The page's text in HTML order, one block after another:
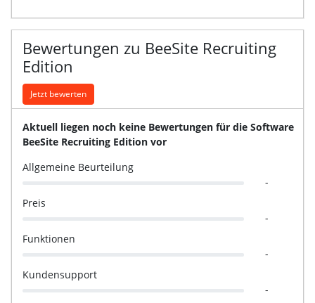
Bewertungen zu BeeSite Recruiting
Edition
Jetzt bewerten
Aktuell liegen noch keine Bewertungen für die Software
BeeSite Recruiting Edition vor
Allgemeine Beurteilung
-
Preis
-
Funktionen
-
Kundensupport
-